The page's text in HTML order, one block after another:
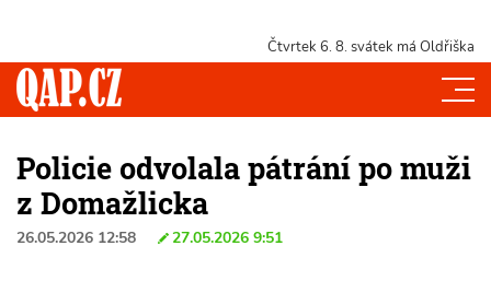
Čtvrtek 6. 8. svátek má Oldřiška
Policie odvolala pátrání po muži
z Domažlicka
26.05.2026 12:58 27.05.2026 9:51